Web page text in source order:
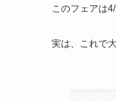
このフェアは
実は、これで